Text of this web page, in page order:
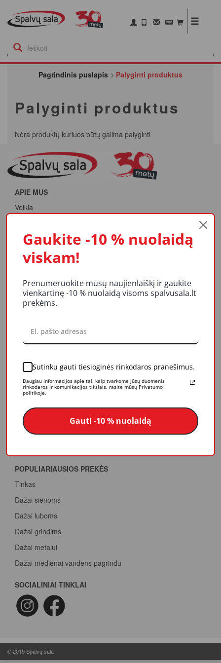
Pagrindinis puslapis Palyginti produktus
Palyginti produktus
Nėra produktų kuriuos būtų galima palyginti
APIE MUS
Veikla
Apdovanojimai
PASLAUGOS
Konsultacijos
Dažų spalvinimas
Dažų tonavimas internetu
Tinklaraštis
Prekių pristatymas
Garantija ir prekių grąžinimas
Privatumo politika
POPULIARIAUSIOS PREKĖS
Tinkas
Dažai sienoms
Dažai luboms
Dažai grindims
Dažai metalui
Dažai medienai vandens pagrindu
Dažai betonui
Dažymo voleliai
Epoksidinė danga
Butilinė juosta
SOCIALINIAI TINKLAI
© 2019 Spalvų sala
Gaukite -10 % nuolaidą
viskam!
Prenumeruokite mūsų naujienlaiškį ir gaukite
vienkartinę -10 % nuolaidą visoms spalvusala.lt
prekėms.
Sutinku gauti tiesioginės rinkodaros pranešimus.
Daugiau informacijos apie tai, kaip tvarkome jūsų duomenis
rinkodaros ir komunikacijos tikslais, rasite mūsų Privatumo
politikoje.
Gauti -10 % nuolaidą